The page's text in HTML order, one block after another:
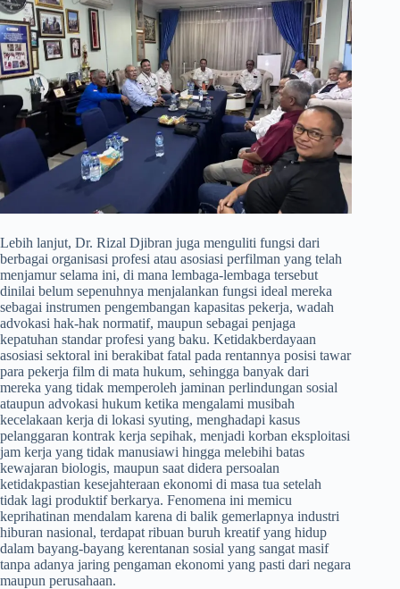
​Lebih lanjut, Dr. Rizal Djibran juga menguliti fungsi dari
berbagai organisasi profesi atau asosiasi perfilman yang telah
menjamur selama ini, di mana lembaga-lembaga tersebut
dinilai belum sepenuhnya menjalankan fungsi ideal mereka
sebagai instrumen pengembangan kapasitas pekerja, wadah
advokasi hak-hak normatif, maupun sebagai penjaga
kepatuhan standar profesi yang baku. Ketidakberdayaan
asosiasi sektoral ini berakibat fatal pada rentannya posisi tawar
para pekerja film di mata hukum, sehingga banyak dari
mereka yang tidak memperoleh jaminan perlindungan sosial
ataupun advokasi hukum ketika mengalami musibah
kecelakaan kerja di lokasi syuting, menghadapi kasus
pelanggaran kontrak kerja sepihak, menjadi korban eksploitasi
jam kerja yang tidak manusiawi hingga melebihi batas
kewajaran biologis, maupun saat didera persoalan
ketidakpastian kesejahteraan ekonomi di masa tua setelah
tidak lagi produktif berkarya. Fenomena ini memicu
keprihatinan mendalam karena di balik gemerlapnya industri
hiburan nasional, terdapat ribuan buruh kreatif yang hidup
dalam bayang-bayang kerentanan sosial yang sangat masif
tanpa adanya jaring pengaman ekonomi yang pasti dari negara
maupun perusahaan.